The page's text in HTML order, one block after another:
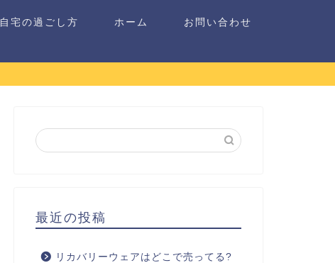
自宅の過ごし方 ホーム お問い合わせ
最近の投稿
リカバリーウェアはどこで売ってる?